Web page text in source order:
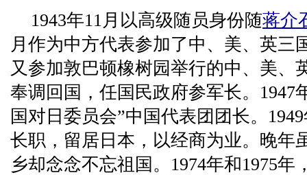
1943年11月以高级随员身份随蒋介
月作为中方代表参加了中、美、英三
又参加敦巴顿橡树园举行的中、美、
奉调回国，任国民政府参军长。1947
国对日委员会”中国代表团团长。
长职，留居日本，以经商为业。晚年
乡却念念不忘祖国。1974年和1975